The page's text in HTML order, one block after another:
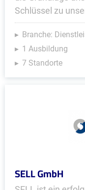
Schlüssel zu
Branche:
1 Ausbildung
7 Standorte
SELL GmbH